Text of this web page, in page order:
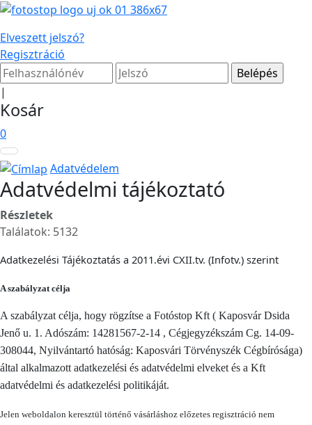
Elveszett jelszó?
Regisztráció
|
Kosár
0
Adatvédelem
Adatvédelmi tájékoztató
Részletek
Találatok: 5132
Adatkezelési Tájékoztatás a 2011.évi CXII.tv. (Infotv.) szerint
A szabályzat célja
A szabályzat célja, hogy rögzítse a Fotóstop Kft ( Kaposvár Dsida
Jenő u. 1. Adószám: 14281567-2-14 , Cégjegyzékszám Cg. 14-09-
308044, Nyilvántartó hatóság: Kaposvári Törvényszék Cégbírósága)
által alkalmazott adatkezelési és adatvédelmi elveket és a Kft
adatvédelmi és adatkezelési politikáját.
Jelen weboldalon keresztül történő vásárláshoz előzetes regisztráció nem